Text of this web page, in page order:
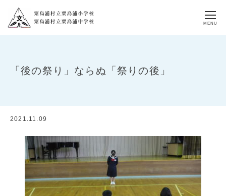
MENU
「後の祭り」ならぬ「祭りの後」
2021.11.09